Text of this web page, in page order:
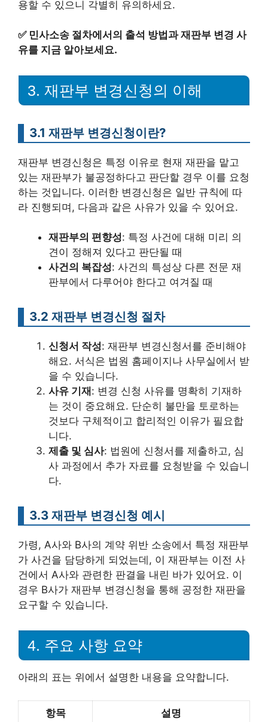
용할 수 있으니 각별히 유의하세요.
✅ 민사소송 절차에서의 출석 방법과 재판부 변경 사
유를 지금 알아보세요.
3. 재판부 변경신청의 이해
3.1 재판부 변경신청이란?
재판부 변경신청은 특정 이유로 현재 재판을 맡고
있는 재판부가 불공정하다고 판단할 경우 이를 요청
하는 것입니다. 이러한 변경신청은 일반 규칙에 따
라 진행되며, 다음과 같은 사유가 있을 수 있어요.
재판부의 편향성: 특정 사건에 대해 미리 의
견이 정해져 있다고 판단될 때
사건의 복잡성: 사건의 특성상 다른 전문 재
판부에서 다루어야 한다고 여겨질 때
3.2 재판부 변경신청 절차
신청서 작성: 재판부 변경신청서를 준비해야
해요. 서식은 법원 홈페이지나 사무실에서 받
을 수 있습니다.
사유 기재 : 변경 신청 사유를 명확히 기재하
는 것이 중요해요. 단순히 불만을 토로하는
것보다 구체적이고 합리적인 이유가 필요합
니다.
제출 및 심사: 법원에 신청서를 제출하고, 심
사 과정에서 추가 자료를 요청받을 수 있습니
다.
3.3 재판부 변경신청 예시
가령, A사와 B사의 계약 위반 소송에서 특정 재판부
가 사건을 담당하게 되었는데, 이 재판부는 이전 사
건에서 A사와 관련한 판결을 내린 바가 있어요. 이
경우 B사가 재판부 변경신청을 통해 공정한 재판을
요구할 수 있습니다.
4. 주요 사항 요약
아래의 표는 위에서 설명한 내용을 요약합니다.
항목 설명